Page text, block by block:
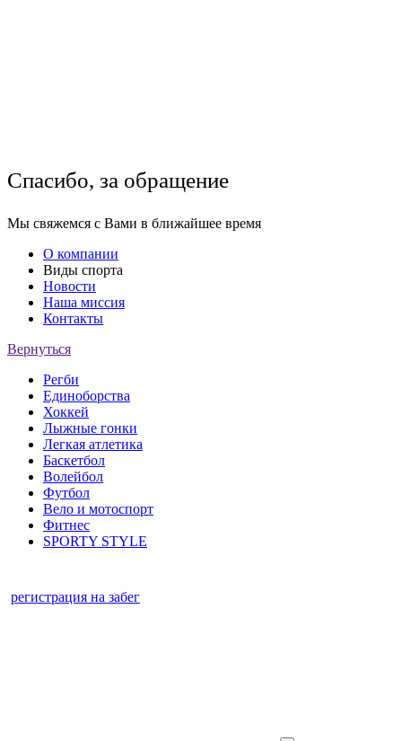
Спасибо, за обращение
Мы свяжемся с Вами в ближайшее время
О компании
Виды спорта
Новости
Наша миссия
Контакты
Вернуться
Регби
Единоборства
Хоккей
Лыжные гонки
Легкая атлетика
Баскетбол
Волейбол
Футбол
Вело и мотоспорт
Фитнес
SPORTY STYLE
регистрация на забег